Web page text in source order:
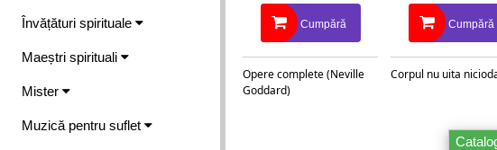
Învățături spirituale
Maeștri spirituali
Mister
Muzică pentru suflet
Cumpără
Opere complete (Neville
Goddard)
Cumpără
Corpul nu uita